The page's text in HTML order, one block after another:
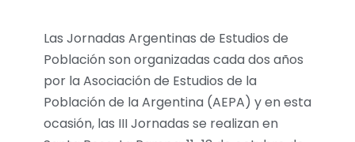
Las Jornadas Argentinas de Estudios de
Población son organizadas cada dos años
por la Asociación de Estudios de la
Población de la Argentina (AEPA) y en esta
ocasión, las III Jornadas se realizan en